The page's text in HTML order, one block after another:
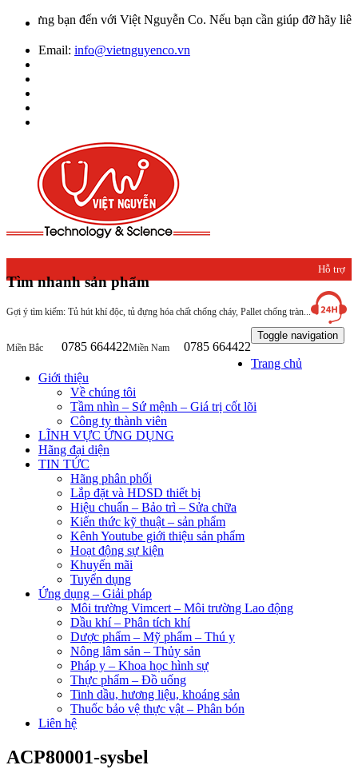
bạn đến với Việt Nguyễn Co. Nếu bạn cần giúp đỡ hãy liên hệ
Email: info@vietnguyenco.vn
Tìm nhanh sản phẩm
Gợi ý tìm kiếm: Tủ hút khí độc, tủ đựng hóa chất chống cháy, Pallet chống tràn...
Hỗ trợ
khách
hàng
Miền Bắc 0785 664422Miền Nam 0785 664422
Toggle navigation
Trang chủ
Giới thiệu
Về chúng tôi
Tầm nhìn – Sứ mệnh – Giá trị cốt lõi
Công ty thành viên
LĨNH VỰC ỨNG DỤNG
Hãng đại diện
TIN TỨC
Hãng phân phối
Lắp đặt và HDSD thiết bị
Hiệu chuẩn – Bảo trì – Sửa chữa
Kiến thức kỹ thuật – sản phẩm
Kênh Youtube giới thiệu sản phẩm
Hoạt động sự kiện
Khuyến mãi
Tuyển dụng
Ứng dụng – Giải pháp
Môi trường Vimcert – Môi trường Lao động
Dầu khí – Phân tích khí
Dược phẩm – Mỹ phẩm – Thú y
Nông lâm sản – Thủy sản
Pháp y – Khoa học hình sự
Thực phẩm – Đồ uống
Tinh dầu, hương liệu, khoáng sản
Thuốc bảo vệ thực vật – Phân bón
Liên hệ
ACP80001-sysbel